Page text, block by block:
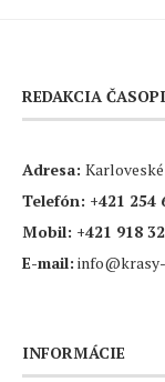
REDAKCIA
Adresa:
Telefón: +421 254
Mobil: +421 918
E-mail:
INFORMÁCIE